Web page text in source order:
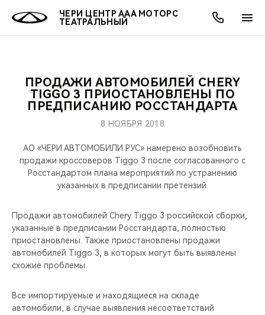
ЧЕРИ ЦЕНТР ААА МОТОРС
ТЕАТРАЛЬНЫЙ
МОДЕЛИ
НОВИНКИ
ПОКУПАТЕЛЯМ
КРЕДИТ И СТРАХОВАНИЕ
ВЛАДЕЛЬЦАМ
ЗАПЧАСТИ И АКСЕССУАРЫ
ПОДДЕРЖКА
МИР CHERY
О БРЕНДЕ
CHERY В СОЦСЕТЯХ
БЛАГОТВОРИТЕЛЬНОСТЬ
CHERY REMOTE
CHERY И СПОРТ
АКЦИИ
ОНЛАЙН СЕРВИСЫ
КРЕДИТ
О КОМПАНИИ
МЫ В СОЦСЕТЯХ
ПРОДАЖИ АВТОМОБИЛЕЙ CHERY
TIGGO 3 ПРИОСТАНОВЛЕНЫ ПО
ПРЕДПИСАНИЮ РОССТАНДАРТА
8 НОЯБРЯ 2018
АО «ЧЕРИ АВТОМОБИЛИ РУС» намерено возобновить
продажи кроссоверов Tiggo 3 после согласованного с
Росстандартом плана мероприятий по устранению
указанных в предписании претензий.
Продажи автомобилей Chery Tiggo 3 российской сборки,
указанные в предписании Росстандарта, полностью
приостановлены. Также приостановлены продажи
автомобилей Tiggo 3, в которых могут быть выявлены
схожие проблемы.
Все импортируемые и находящиеся на складе
автомобили, в случае выявления несоответствий